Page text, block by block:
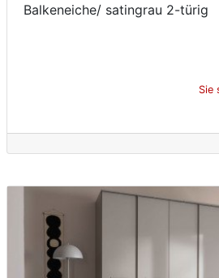
Balkeneiche/ satingrau 2-türig
Sie